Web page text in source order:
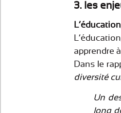
3. les
apprendre
Dans le
diversité
Un
long